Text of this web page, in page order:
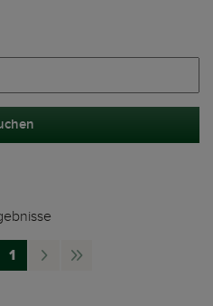
nav.Page
1
nav.Nextnav.Last